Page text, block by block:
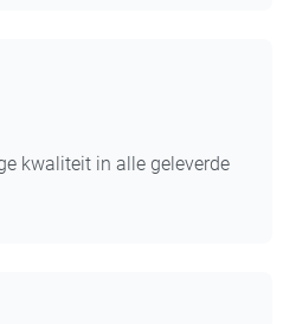
kwaliteit in alle geleverde